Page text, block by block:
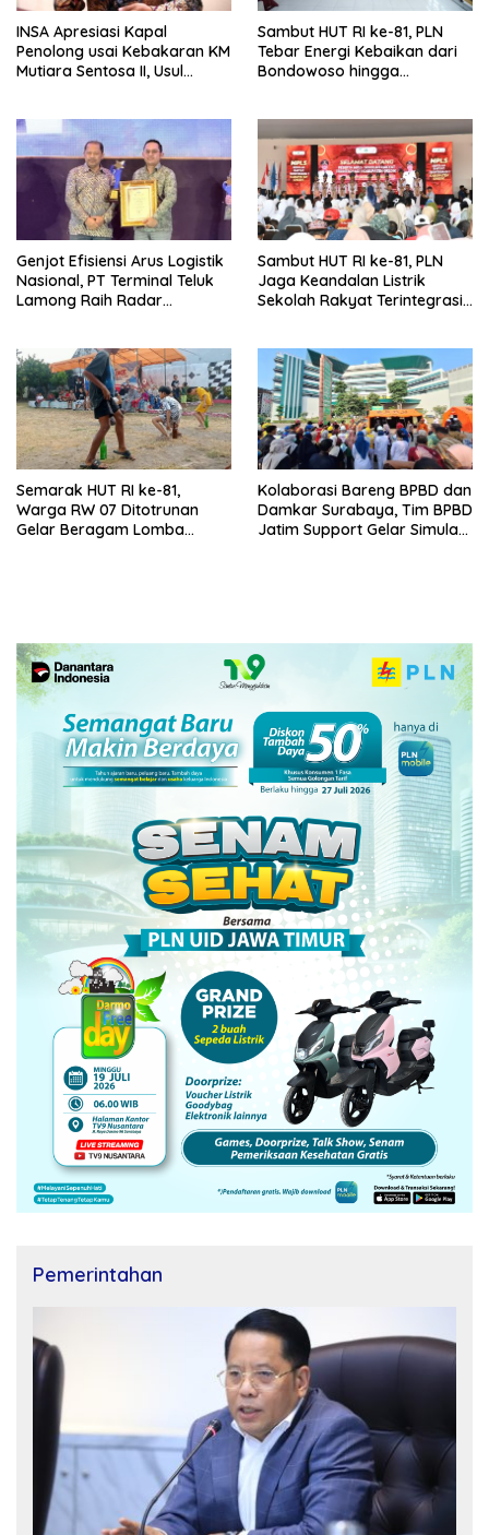
INSA Apresiasi Kapal
Penolong usai Kebakaran KM
Mutiara Sentosa II, Usul
Sambut HUT RI ke-81, PLN
Tebar Energi Kebaikan dari
Bondowoso hingga
Genjot Efisiensi Arus Logistik
Nasional, PT Terminal Teluk
Lamong Raih Radar
Sambut HUT RI ke-81, PLN
Jaga Keandalan Listrik
Sekolah Rakyat Terintegrasi 1
Semarak HUT RI ke-81,
Warga RW 07 Ditotrunan
Gelar Beragam Lomba
Kolaborasi Bareng BPBD dan
Damkar Surabaya, Tim BPBD
Jatim Support Gelar Simulasi
Pemerintahan